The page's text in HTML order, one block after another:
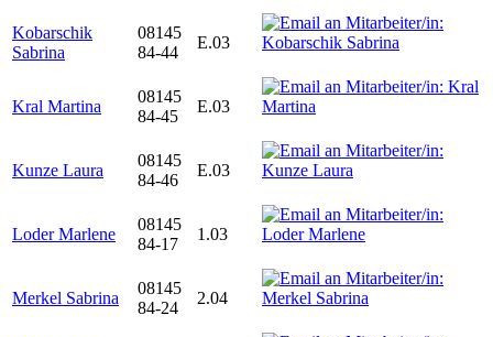
Kobarschik
Sabrina
08145
84-44
E.03
Kral Martina
08145
84-45
E.03
Kunze Laura
08145
84-46
E.03
Loder Marlene
08145
84-17
1.03
Merkel Sabrina
08145
84-24
2.04